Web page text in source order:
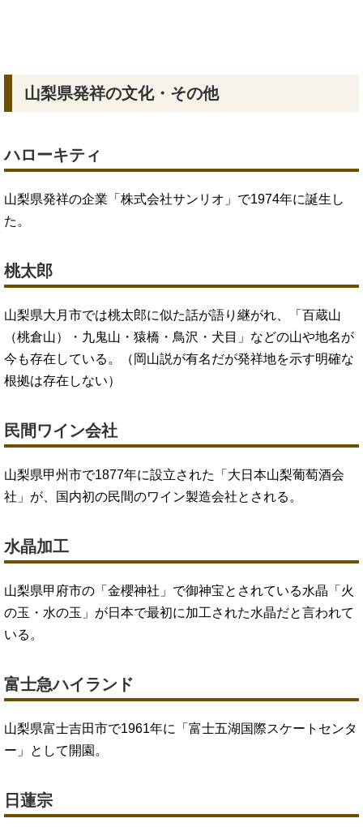
山梨県発祥の文化・その他
ハローキティ
山梨県発祥の企業「株式会社サンリオ」で1974年に誕生し
た。
桃太郎
山梨県大月市では桃太郎に似た話が語り継がれ、「百蔵山
（桃倉山）・九鬼山・猿橋・鳥沢・犬目」などの山や地名が
今も存在している。（岡山説が有名だが発祥地を示す明確な
根拠は存在しない）
民間ワイン会社
山梨県甲州市で1877年に設立された「大日本山梨葡萄酒会
社」が、国内初の民間のワイン製造会社とされる。
水晶加工
山梨県甲府市の「金櫻神社」で御神宝とされている水晶「火
の玉・水の玉」が日本で最初に加工された水晶だと言われて
いる。
富士急ハイランド
山梨県富士吉田市で1961年に「富士五湖国際スケートセンタ
ー」として開園。
日蓮宗